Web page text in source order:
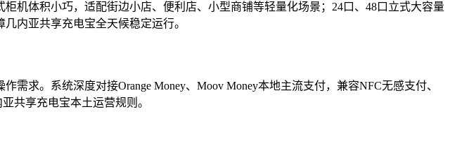
机体积小巧，适配街边小店、便利店、小型商铺等轻量化场景；24口、48口立式大容量
内亚共享充电宝全天候稳定运行。
求。系统深度对接Orange Money、Moov Money本地主流支付，兼容NFC无感支付、
共享充电宝本土运营规则。